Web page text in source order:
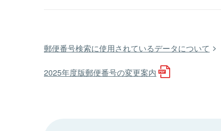
郵便番号検索に使用されているデータについて
2025年度版郵便番号の変更案内